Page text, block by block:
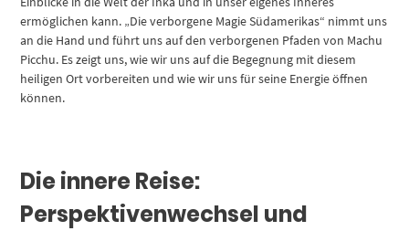
ermöglichen kann. „Die verborgene Magie Südamerikas“ nimmt uns
an die Hand und führt uns auf den verborgenen Pfaden von Machu
Picchu. Es zeigt uns, wie wir uns auf die Begegnung mit diesem
heiligen Ort vorbereiten und wie wir uns für seine Energie öffnen
können.
Die innere Reise:
Perspektivenwechsel und